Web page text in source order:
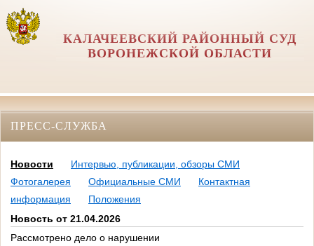
КАЛАЧЕЕВСКИЙ РАЙОННЫЙ СУД
ВОРОНЕЖСКОЙ ОБЛАСТИ
ПРЕСС-СЛУЖБА
Новости
Интервью, публикации, обзоры СМИ
Фотогалерея
Официальные СМИ
Контактная
информация
Положения
Новость от 21.04.2026
Рассмотрено дело о нарушении